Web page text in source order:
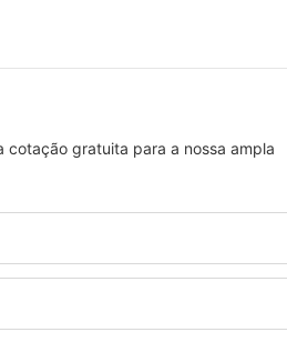
cotação gratuita para a nossa ampla